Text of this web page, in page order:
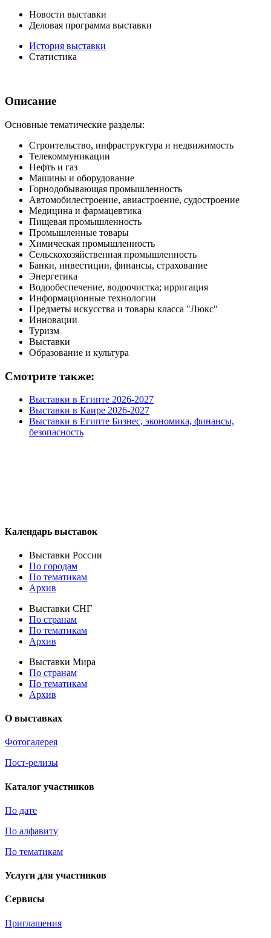
Новости выставки
Деловая программа выставки
История выставки
Статистика
Описание
Основные тематические разделы:
Строительство, инфраструктура и недвижимость
Телекоммуникации
Нефть и газ
Машины и оборудование
Горнодобывающая промышленность
Автомобилестроение, авиастроение, судостроение
Медицина и фармацевтика
Пищевая промышленность
Промышленные товары
Химическая промышленность
Сельскохозяйственная промышленность
Банки, инвестиции, финансы, страхование
Энергетика
Водообеспечение, водоочистка; ирригация
Информационные технологии
Предметы искусства и товары класса "Люкс"
Инновации
Туризм
Выставки
Образование и культура
Смотрите также:
Выставки в Египте 2026-2027
Выставки в Каире 2026-2027
Выставки в Египте Бизнес, экономика, финансы,
безопасность
Календарь выставок
Выставки России
По городам
По тематикам
Архив
Выставки СНГ
По странам
По тематикам
Архив
Выставки Мира
По странам
По тематикам
Архив
О выставках
Фотогалерея
Пост-релизы
Каталог участников
По дате
По алфавиту
По тематикам
Услуги для участников
Сервисы
Приглашения